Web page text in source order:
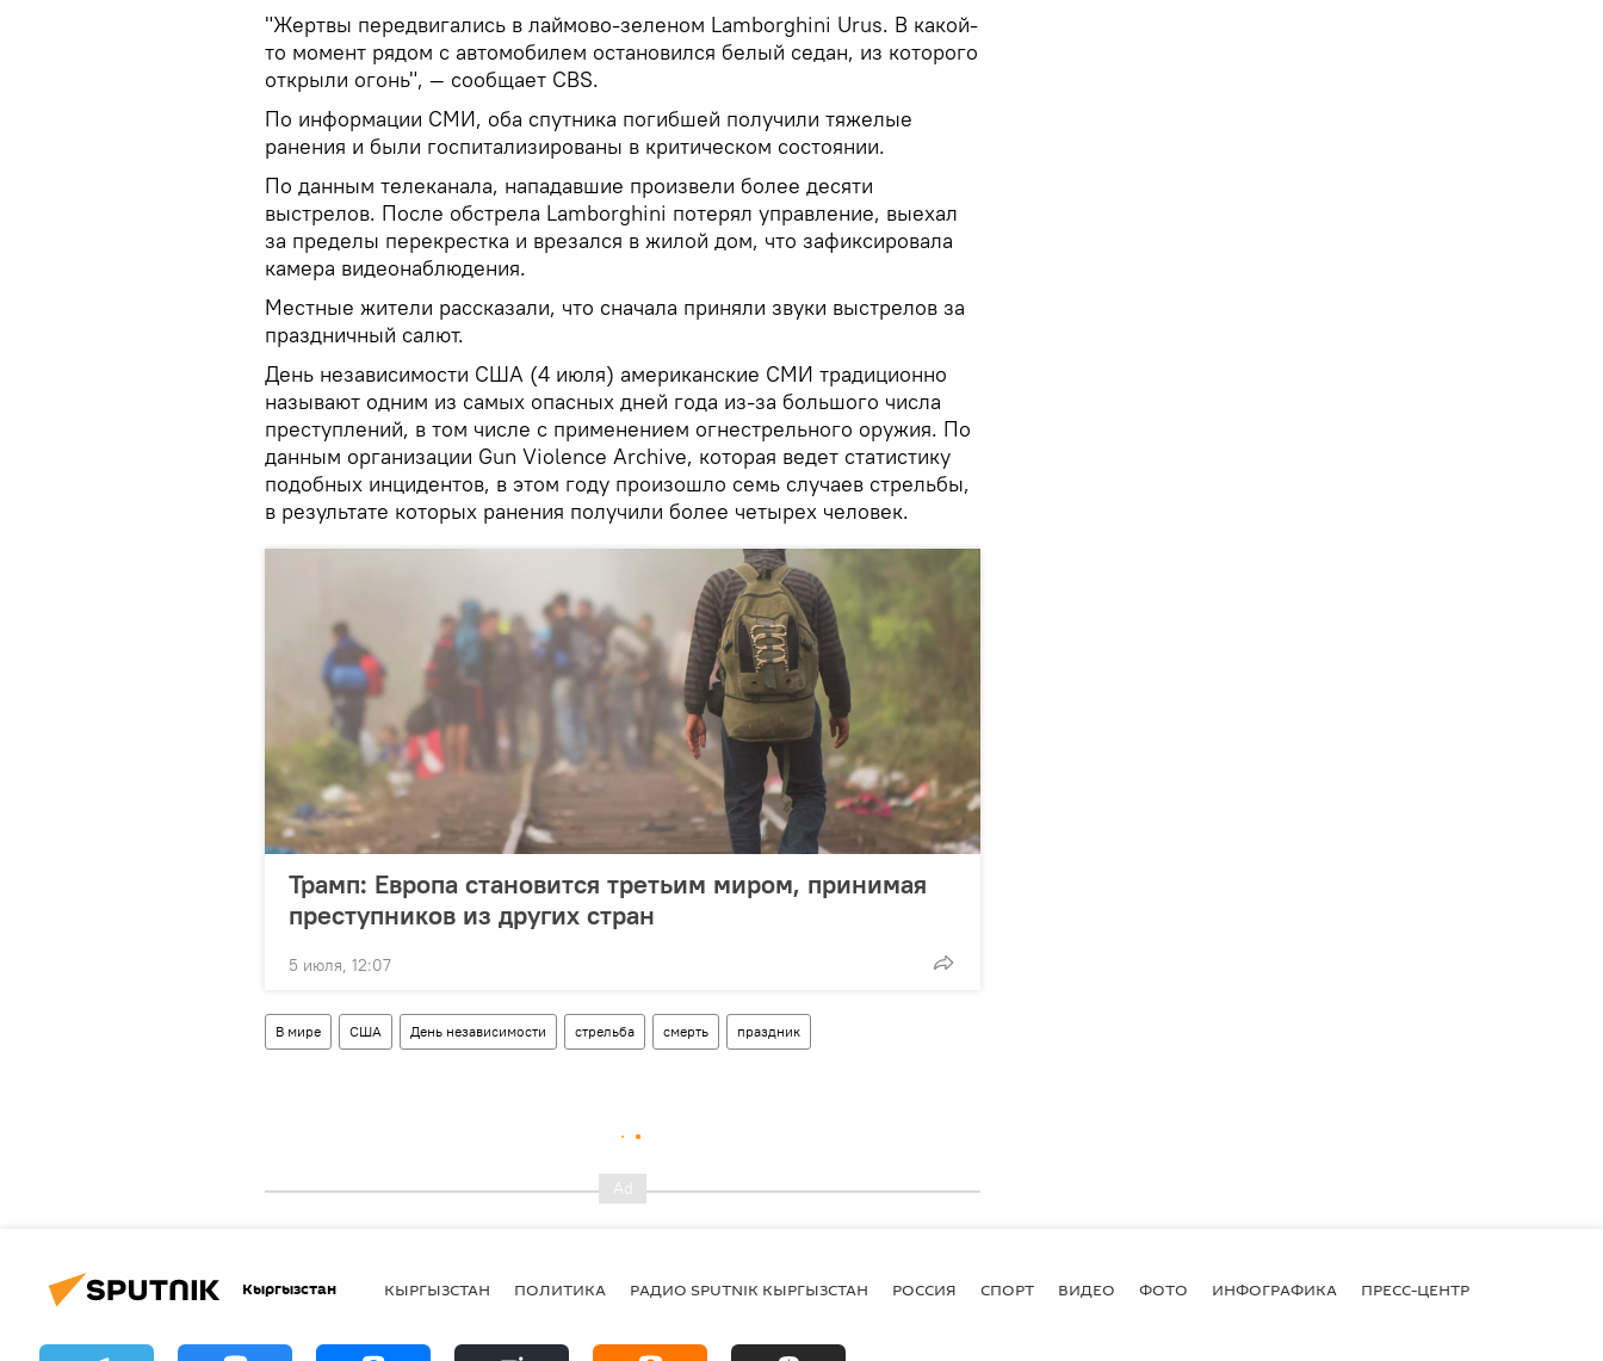
"Жертвы передвигались в лаймово-зеленом Lamborghini Urus. В какой-
то момент рядом с автомобилем остановился белый седан, из которого
открыли огонь", — сообщает CBS.
По информации СМИ, оба спутника погибшей получили тяжелые
ранения и были госпитализированы в критическом состоянии.
По данным телеканала, нападавшие произвели более десяти
выстрелов. После обстрела Lamborghini потерял управление, выехал
за пределы перекрестка и врезался в жилой дом, что зафиксировала
камера видеонаблюдения.
Местные жители рассказали, что сначала приняли звуки выстрелов за
праздничный салют.
День независимости США (4 июля) американские СМИ традиционно
называют одним из самых опасных дней года из-за большого числа
преступлений, в том числе с применением огнестрельного оружия. По
данным организации Gun Violence Archive, которая ведет статистику
подобных инцидентов, в этом году произошло семь случаев стрельбы,
в результате которых ранения получили более четырех человек.
Трамп: Европа становится третьим миром, принимая
преступников из других стран
5 июля, 12:07
В мире США День независимости стрельба смерть праздник
Кыргызстан КЫРГЫЗСТАН ПОЛИТИКА РАДИО SPUTNIK КЫРГЫЗСТАН РОССИЯ СПОРТ ВИДЕО ФОТО ИНФОГРАФИКА ПРЕСС-ЦЕНТР